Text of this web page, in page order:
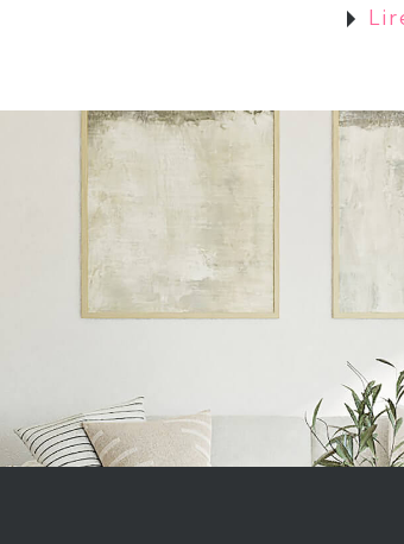
publique, à un cercle restreint d'acheteurs
descriptions détaillées et un
personnalisé. Dans les deux cas, nous nous
engageons à respecter vos souhaits pour
transaction en toute tranquillité.